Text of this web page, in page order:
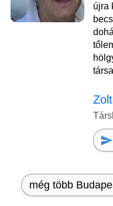
újra
még több